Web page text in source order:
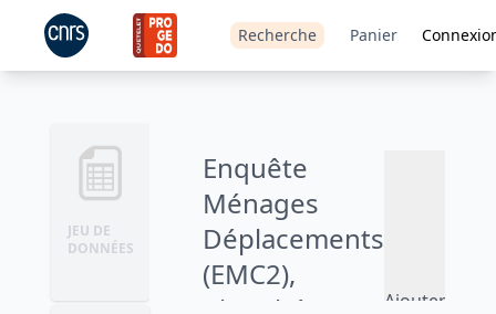
Recherche Panier
JEU DE
DONNÉES
Enquête
Ménages
Déplacements
(EMC2),
Ajouter